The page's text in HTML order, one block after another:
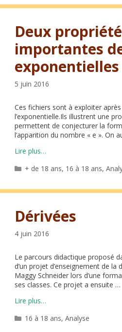
Deux
importantes
exponentielles
5 juin 2016
Ces fichiers sont à exploiter
l’exponentielle.Ils illustrent une
permettent de conjecturer la
l’apparition du nombre « e ». On
Lire plus…
Catégories
+ de 18 ans, 16 à 18 ans,
Dérivées
4 juin 2016
Le parcours didactique proposé
d’un projet d’enseignement de la
Maggy Schneider lors d’une
ses classes. Ce projet a ensuite …
Lire plus…
Catégories
16 à 18 ans,Analyse